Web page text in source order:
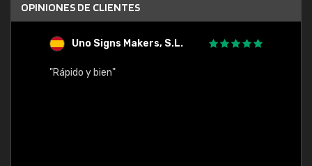
OPINIONES DE CLIENTES
Uno Signs Makers, S.L.
"Rápido y bien"